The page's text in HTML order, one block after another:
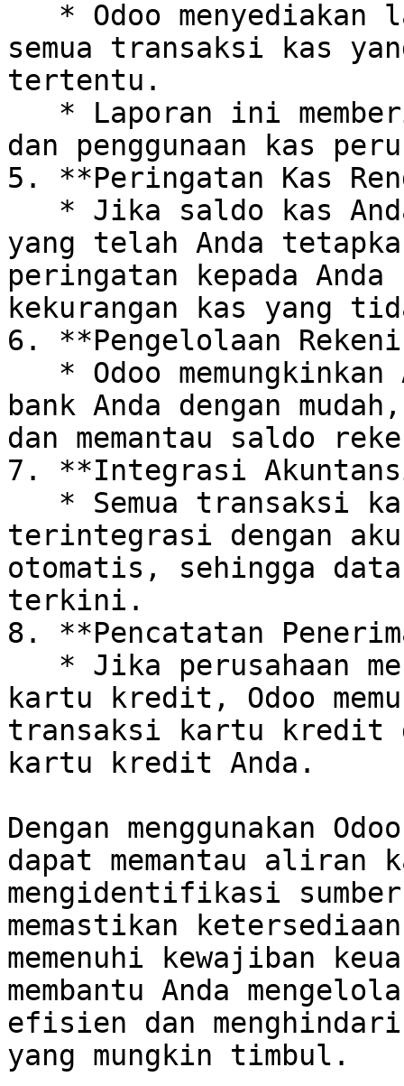
semua transaksi kas
tertentu.
dan penggunaan kas
5. **Peringatan Kas
yang telah Anda
peringatan kepada
kekurangan kas yang
6. **Pengelolaan
bank Anda dengan
dan memantau saldo
7. **Integrasi
terintegrasi dengan
otomatis, sehingga
terkini.
8. **Pencatatan
kartu kredit, Odoo
transaksi kartu kredit
kartu kredit Anda.
Dengan menggunakan
dapat memantau aliran
mengidentifikasi
memastikan
memenuhi kewajiban
membantu Anda
efisien dan menghindari